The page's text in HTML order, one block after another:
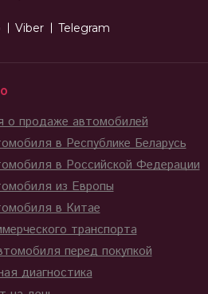
Viber Telegram
о продаже автомобилей
в Республике Беларусь
в Российской Федерации
из Европы
в Китае
транспорта
перед покупкой
диагностика